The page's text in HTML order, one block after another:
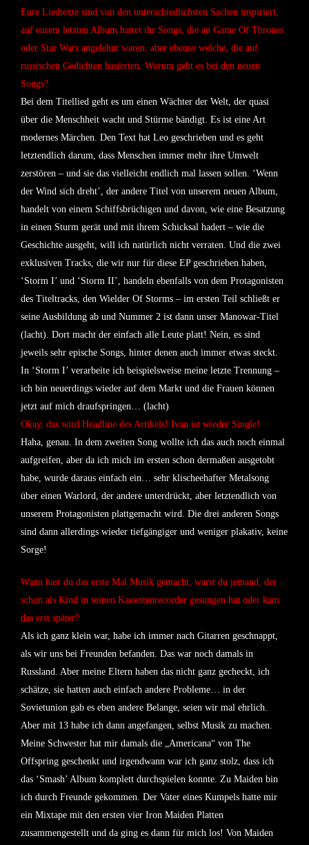
Eure Liedtexte sind von den unterschiedlichsten Sachen inspiriert,
auf eurem letzten Album hattet ihr Songs, die an Game Of Thrones
oder Star Wars angelehnt waren, aber ebenso welche, die auf
russischen Gedichten basierten. Worum geht es bei den neuen
Songs?
Bei dem Titellied geht es um einen Wächter der Welt, der quasi
über die Menschheit wacht und Stürme bändigt. Es ist eine Art
modernes Märchen. Den Text hat Leo geschrieben und es geht
letztendlich darum, dass Menschen immer mehr ihre Umwelt
zerstören – und sie das vielleicht endlich mal lassen sollen. ‘Wenn
der Wind sich dreht’, der andere Titel von unserem neuen Album,
handelt von einem Schiffsbrüchigen und davon, wie eine Besatzung
in einen Sturm gerät und mit ihrem Schicksal hadert – wie die
Geschichte ausgeht, will ich natürlich nicht verraten. Und die zwei
exklusiven Tracks, die wir nur für diese EP geschrieben haben,
‘Storm I’ und ‘Storm II’, handeln ebenfalls von dem Protagonisten
des Titeltracks, den Wielder Of Storms – im ersten Teil schließt er
seine Ausbildung ab und Nummer 2 ist dann unser Manowar-Titel
(lacht). Dort macht der einfach alle Leute platt! Nein, es sind
jeweils sehr epische Songs, hinter denen auch immer etwas steckt.
In ‘Storm I’ verarbeite ich beispielsweise meine letzte Trennung –
ich bin neuerdings wieder auf dem Markt und die Frauen können
jetzt auf mich draufspringen… (lacht)
Okay, das wird Headline des Artikels! Ivan ist wieder Single!
Haha, genau. In dem zweiten Song wollte ich das auch noch einmal
aufgreifen, aber da ich mich im ersten schon dermaßen ausgetobt
habe, wurde daraus einfach ein… sehr klischeehafter Metalsong
über einen Warlord, der andere unterdrückt, aber letztendlich von
unserem Protagonisten plattgemacht wird. Die drei anderen Songs
sind dann allerdings wieder tiefgängiger und weniger plakativ, keine
Sorge!
Wann hast du das erste Mal Musik gemacht, warst du jemand, der
schon als Kind in seinen Kassettenrecorder gesungen hat oder kam
das erst später?
Als ich ganz klein war, habe ich immer nach Gitarren geschnappt,
als wir uns bei Freunden befanden. Das war noch damals in
Russland. Aber meine Eltern haben das nicht ganz gecheckt, ich
schätze, sie hatten auch einfach andere Probleme… in der
Sovietunion gab es eben andere Belange, seien wir mal ehrlich.
Aber mit 13 habe ich dann angefangen, selbst Musik zu machen.
Meine Schwester hat mir damals die „Americana“ von The
Offspring geschenkt und irgendwann war ich ganz stolz, dass ich
das ‘Smash’ Album komplett durchspielen konnte. Zu Maiden bin
ich durch Freunde gekommen. Der Vater eines Kumpels hatte mir
ein Mixtape mit den ersten vier Iron Maiden Platten
zusammengestellt und da ging es dann für mich los! Von Maiden